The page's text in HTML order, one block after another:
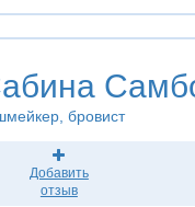
, бровист
Добавить
отзыв